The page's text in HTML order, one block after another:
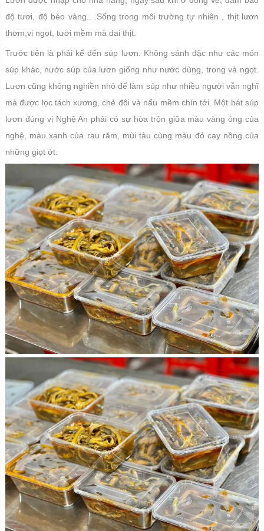
độ tươi, độ béo vàng.. .Sống trong môi trường tự nhiên , thịt lươn
thơm,vị ngọt, tươi mềm mà dai thịt.
Trước tiên là phải kể đến súp lươn. Không sánh đặc như các món
súp khác, nước súp của lươn giống như nước dùng, trong và ngọt.
Lươn cũng không nghiền nhỏ để làm súp như nhiều người vẫn nghĩ
mà được lọc tách xương, chẻ đôi và nấu mềm chín tới. Một bát súp
lươn đúng vị Nghệ An phải có sự hòa trộn giữa màu vàng óng của
nghệ, màu xanh của rau răm, mùi tàu cùng màu đỏ cay nồng của
những giọt ớt.